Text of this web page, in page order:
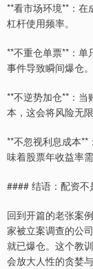
**看市场环境**：
杠杆使用频率。
**不重仓单票**：
事件导致瞬间爆仓。
**不逆势加仓**：
本，这会将风险无限
**不忽视利息成本
味着股票年收益率
#### 结语：配资不
回到开篇的老张案
家被立案调查的公
就已爆仓。这个教
会放大人性的贪婪与